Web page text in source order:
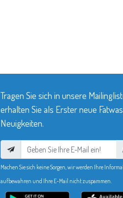
Tragen Sie sich in unsere
erhalten Sie als Erster neue
Neuigkeiten.
Machen Sie sich keine Sorgen, wir werden Ihre
aufbewahren und Ihre E-Mail nicht zuspammen.